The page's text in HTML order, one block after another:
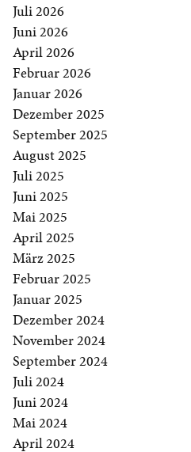
Juli 2026
Juni 2026
April 2026
Februar 2026
Januar 2026
Dezember 2025
September 2025
August 2025
Juli 2025
Juni 2025
Mai 2025
April 2025
März 2025
Februar 2025
Januar 2025
Dezember 2024
November 2024
September 2024
Juli 2024
Juni 2024
Mai 2024
April 2024